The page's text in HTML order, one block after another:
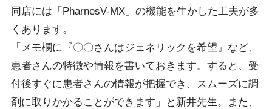
同店には「PharnesV-MX」の機能を生かした工夫が多
くあります。
「メモ欄に『〇〇さんはジェネリックを希望』など、
患者さんの特徴や情報を書いておきます。すると、受
付後すぐに患者さんの情報が把握でき、スムーズに調
剤に取りかかることができます」と新井先生。また、